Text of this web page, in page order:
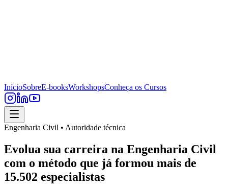
InícioSobreE-booksWorkshopsConheça os Cursos
Engenharia Civil • Autoridade técnica
Evolua sua carreira na Engenharia Civil
com o método que já formou mais de
15.502 especialistas